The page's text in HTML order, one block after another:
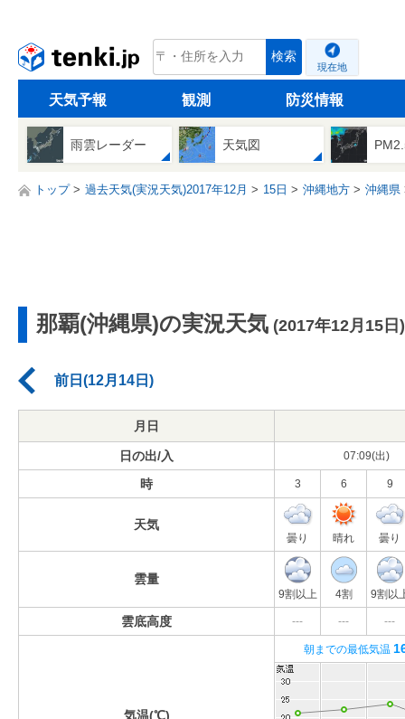
tenki.jp 検索
現在地
天気予報 観測 防災情報
雨雲レーダー 天気図
トップ 過去天気(実況天気)2017年12月 15日 沖縄地方 沖縄県
那覇(沖縄県)の実況天気 (2017年12月15日)
前日(12月14日)
月日
日の出/入 07:09(出)
時 3 6 9
天気
曇り 晴れ 曇り
雲量
9割以上 4割 9割以
雲底高度 --- --- ---
気温(℃)
朝までの最低気温